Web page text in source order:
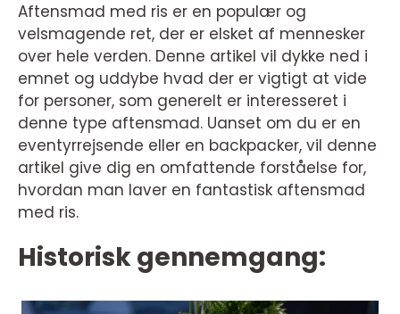
Aftensmad med ris er en populær og
velsmagende ret, der er elsket af mennesker
over hele verden. Denne artikel vil dykke ned i
emnet og uddybe hvad der er vigtigt at vide
for personer, som generelt er interesseret i
denne type aftensmad. Uanset om du er en
eventyrrejsende eller en backpacker, vil denne
artikel give dig en omfattende forståelse for,
hvordan man laver en fantastisk aftensmad
med ris.
Historisk gennemgang: